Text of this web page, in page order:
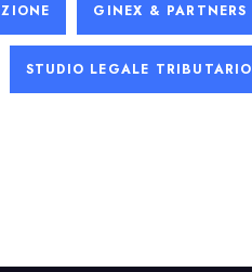
GINEX & PARTNERS
STUDIO LEGALE TRIBUTARIO